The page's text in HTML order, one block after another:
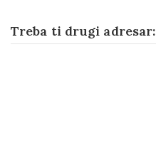
Treba ti drugi adresar: